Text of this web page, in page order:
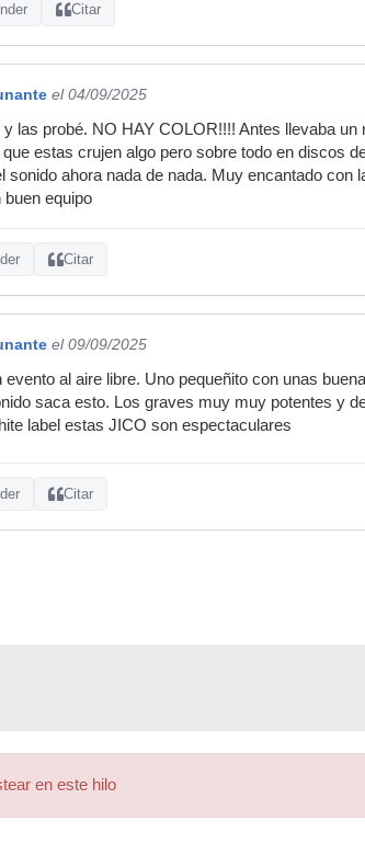
Citar
el 04/09/2025
las probé. NO HAY COLOR!!!! Antes llevaba
estas crujen algo pero sobre todo en discos
sonido ahora nada de nada. Muy encantado con
buen equipo
Citar
el 09/09/2025
al aire libre. Uno pequeñito con unas
saca esto. Los graves muy muy potentes y
label estas JICO son espectaculares
Citar
en este hilo